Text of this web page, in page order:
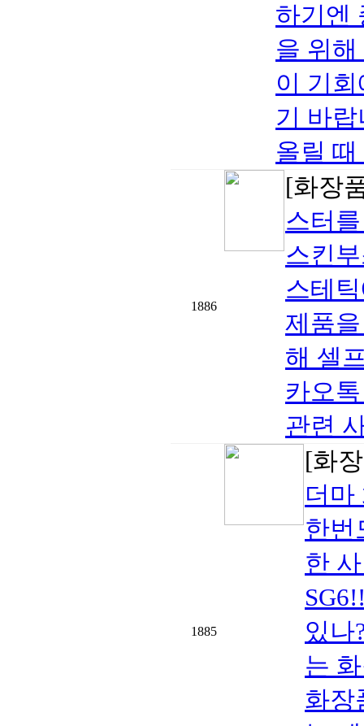
하기엔
을 위
이 기
기 바
올릴 때
1886
[화장
스터
스킨
스테
제품
해 셀
카오
관련
1885
[화
더마
한번
한
있나
는
화장